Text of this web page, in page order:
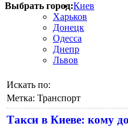
Выбрать город:Киев
Харьков
Донецк
Одесса
Днепр
Львов
Искать по:
Метка: Транспорт
Такси в Киеве: кому